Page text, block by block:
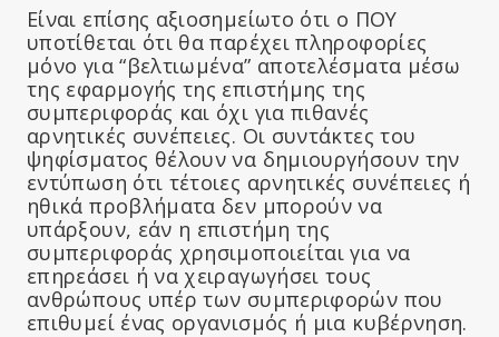
Είναι επίσης αξιοσημείωτο ότι ο ΠΟΥ
υποτίθεται ότι θα παρέχει πληροφορίες
μόνο για “βελτιωμένα” αποτελέσματα μέσω
της εφαρμογής της επιστήμης της
συμπεριφοράς και όχι για πιθανές
αρνητικές συνέπειες. Οι συντάκτες του
ψηφίσματος θέλουν να δημιουργήσουν την
εντύπωση ότι τέτοιες αρνητικές συνέπειες ή
ηθικά προβλήματα δεν μπορούν να
υπάρξουν, εάν η επιστήμη της
συμπεριφοράς χρησιμοποιείται για να
επηρεάσει ή να χειραγωγήσει τους
ανθρώπους υπέρ των συμπεριφορών που
επιθυμεί ένας οργανισμός ή μια κυβέρνηση.